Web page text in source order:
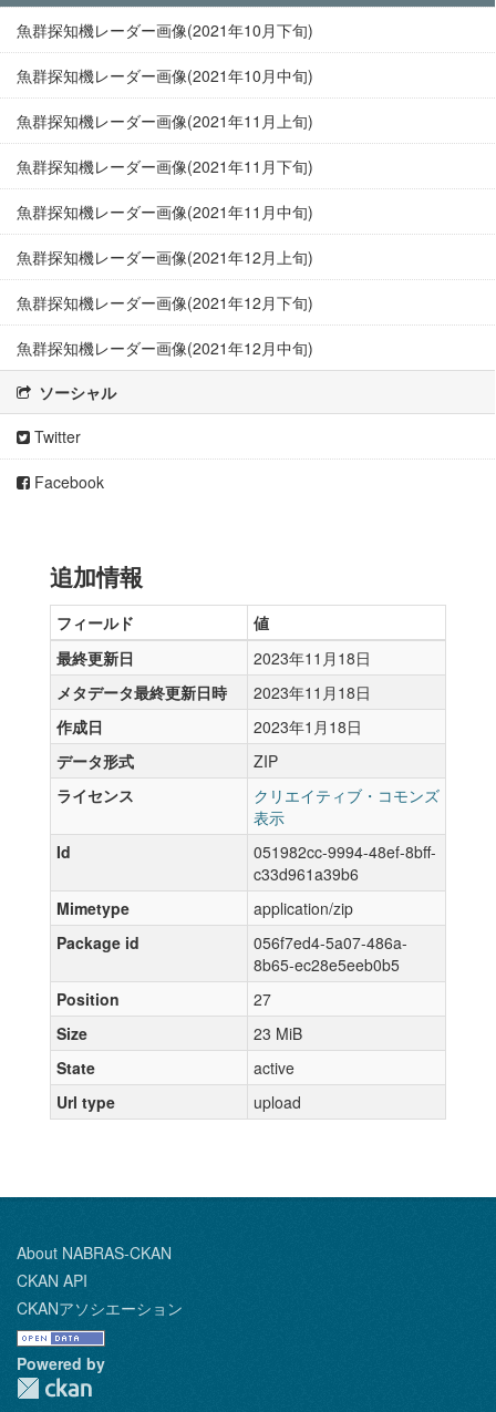
魚群探知機レーダー画像(2021年10月下旬)
魚群探知機レーダー画像(2021年10月中旬)
魚群探知機レーダー画像(2021年11月上旬)
魚群探知機レーダー画像(2021年11月下旬)
魚群探知機レーダー画像(2021年11月中旬)
魚群探知機レーダー画像(2021年12月上旬)
魚群探知機レーダー画像(2021年12月下旬)
魚群探知機レーダー画像(2021年12月中旬)
ソーシャル
Twitter
Facebook
追加情報
フィールド
値
最終更新日
2023年11月18日
メタデータ最終更新日時
2023年11月18日
作成日
2023年1月18日
データ形式
ZIP
ライセンス
クリエイティブ・コモンズ
表示
Id
051982cc-9994-48ef-8bff-
c33d961a39b6
Mimetype
application/zip
Package id
056f7ed4-5a07-486a-
8b65-ec28e5eeb0b5
Position
27
Size
23 MiB
State
active
Url type
upload
About NABRAS-CKAN
CKAN API
CKANアソシエーション
Powered by